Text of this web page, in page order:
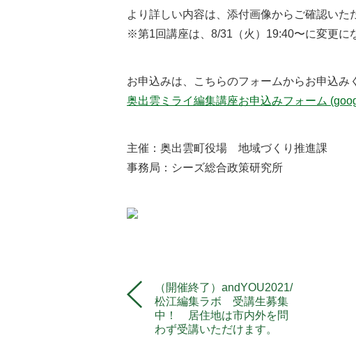
より詳しい内容は、添付画像からご確認いた
※第1回講座は、8/31（火）19:40〜に変更に
お申込みは、こちらのフォームからお申込み
奥出雲ミライ編集講座お申込みフォーム
主催：奥出雲町役場 地域づくり推進課
事務局：シーズ総合政策研究所
（開催終了）andYOU2021/
松江編集ラボ 受講生募集
中！ 居住地は市内外を問
わず受講いただけます。